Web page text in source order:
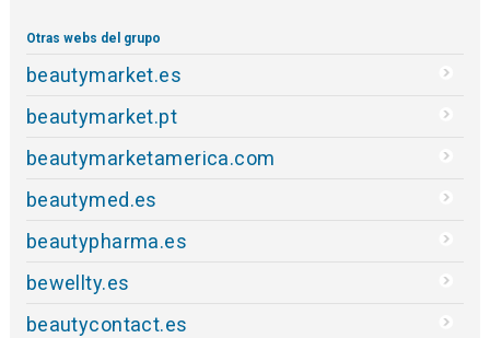
Otras webs del grupo
beautymarket.es
beautymarket.pt
beautymarketamerica.com
beautymed.es
beautypharma.es
bewellty.es
beautycontact.es